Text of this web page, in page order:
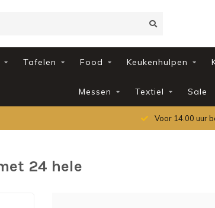
Tafelen Food Keukenhulpen
Messen Textiel Sale
Voor 14.00 uur
24 hele